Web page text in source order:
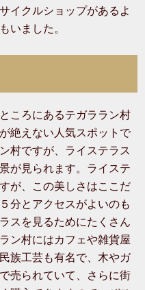
イクルショップがあるよ
いました。
ころにあるテガララン村
絶えない人気スポットで
村ですが、ライステラス
が見られます。ライステ
が、この美しさはここだ
分とアクセスがよいのも
スを見るためにたくさん
ン村にはカフェや雑貨屋
族工芸も有名で、木やガ
売られていて、さらに街